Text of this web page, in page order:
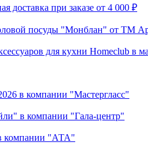
доставка при заказе от 4 000 ₽
посуды "Монблан" от ТМ
для кухни Homeclub в
в компании "Мастергласс"
в компании "Гала-центр"
компании "АТА"